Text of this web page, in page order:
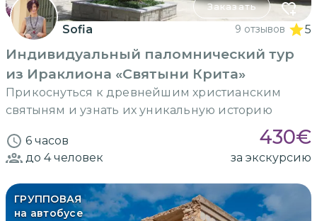
Заказать
Sofia 9 отзывов 5
Индивидуальный паломнический тур
из Ираклиона «Святыни Крита»
Прикоснуться к древнейшим христианским
святыням и узнать их уникальную историю
6 часов 430€
до 4человек за экскурсию
ГРУППОВАЯ
на автобусе